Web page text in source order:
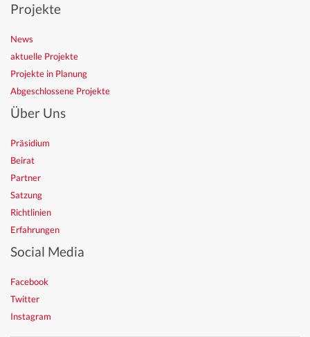
Projekte
News
aktuelle Projekte
Projekte in Planung
Abgeschlossene Projekte
Über Uns
Präsidium
Beirat
Partner
Satzung
Richtlinien
Erfahrungen
Social Media
Facebook
Twitter
Instagram